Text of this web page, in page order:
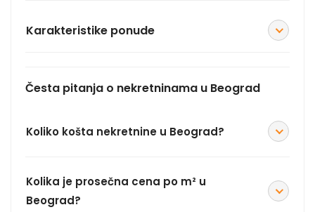
Karakteristike ponude
Česta pitanja o nekretninama u Beograd
Koliko košta nekretnine u Beograd?
Kolika je prosečna cena po m² u
Beograd?